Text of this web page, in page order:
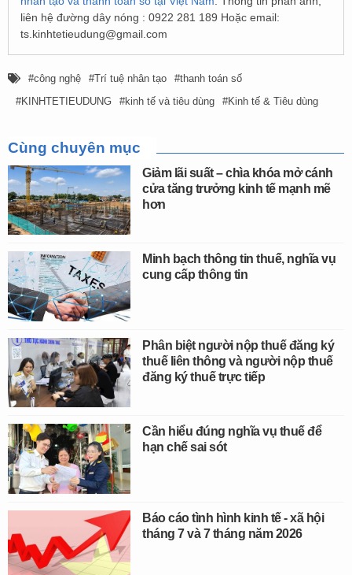
liên hệ đường dây nóng : 0922 281 189 Hoặc email:
ts.kinhtetieudung@gmail.com
công nghệ Trí tuệ nhân tạo
thanh toán số
KINHTETIEUDUNG
kinh tế và tiêu dùng Kinh tế & Tiêu dùng
Cùng chuyên mục
Giảm lãi suất – chìa khóa mở cánh
cửa tăng trưởng kinh tế mạnh mẽ
hơn
Minh bạch thông tin thuế, nghĩa vụ
cung cấp thông tin
Phân biệt người nộp thuế đăng ký
thuế liên thông và người nộp thuế
đăng ký thuế trực tiếp
Cần hiểu đúng nghĩa vụ thuế để
hạn chế sai sót
Báo cáo tình hình kinh tế - xã hội
tháng 7 và 7 tháng năm 2026